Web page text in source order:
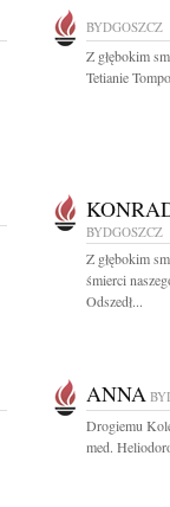
BYDGOSZCZ
Z głębokim
Tetianie
BYDGOSZCZ
Z głębokim
śmierci
Odszedł...
ANNA
Drogiemu
med.